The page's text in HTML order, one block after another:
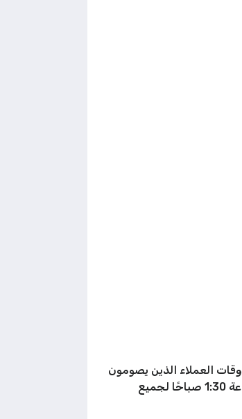
تناسب أوقات العملاء الذين يصومون
النهار، ويستمر الدوام في المعرض الرئيسي من الساعة 10:00 صباحًا إلى الساعة 4:00 مساءً، ومن الساعة 8:00 مساءً إلى الساعة 1:30 صباحًا لجميع